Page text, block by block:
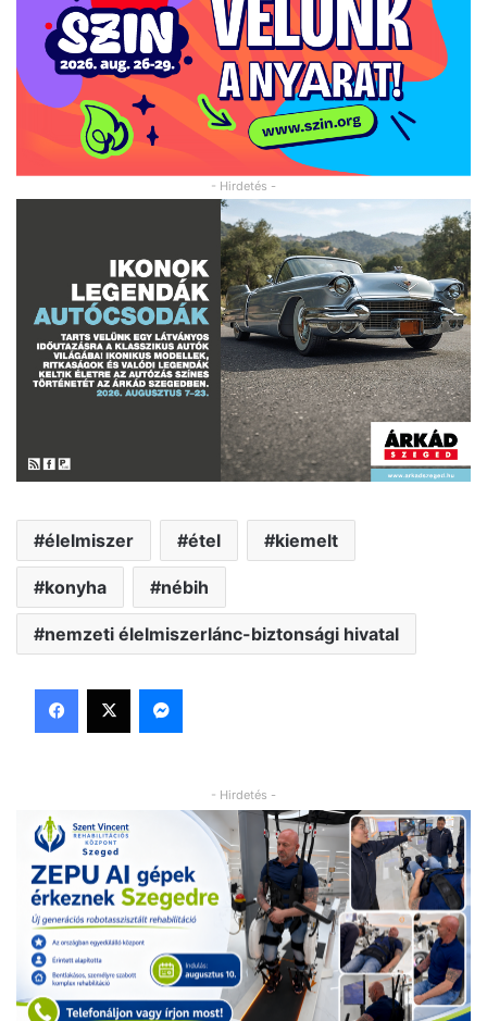
- Hirdetés -
élelmiszer étel kiemelt
konyha nébih
nemzeti élelmiszerlánc-biztonsági hivatal
Facebook
X Messenger
- Hirdetés -